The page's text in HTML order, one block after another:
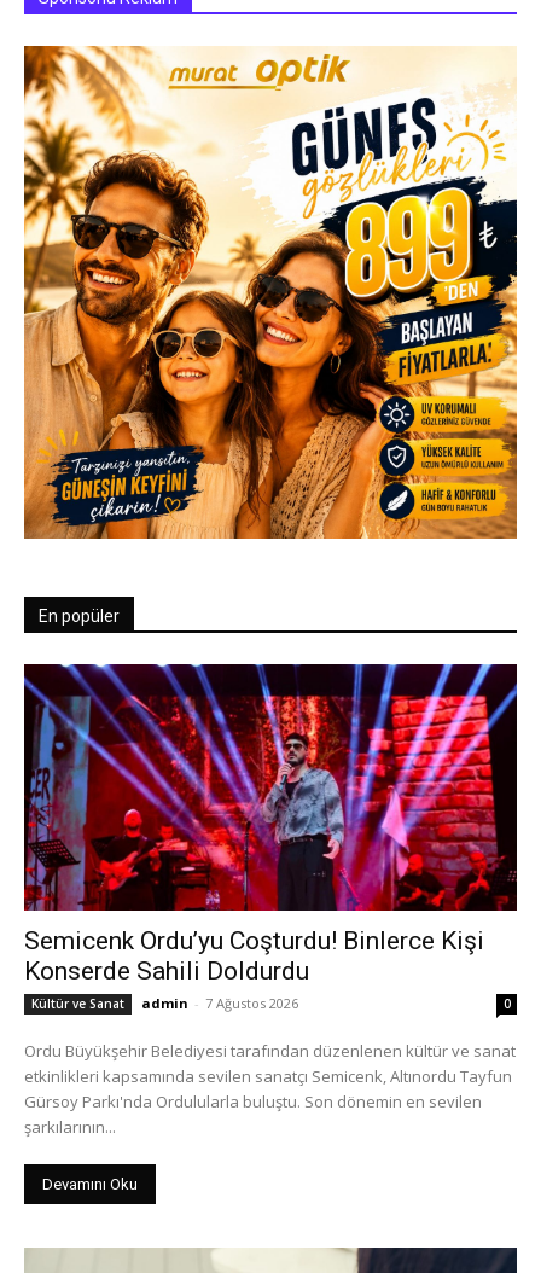
En popüler
Semicenk Ordu’yu Coşturdu! Binlerce Kişi
Konserde Sahili Doldurdu
Kültür ve Sanat admin - 7 Ağustos 2026 0
Ordu Büyükşehir Belediyesi tarafından düzenlenen kültür ve sanat
etkinlikleri kapsamında sevilen sanatçı Semicenk, Altınordu Tayfun
Gürsoy Parkı'nda Ordulularla buluştu. Son dönemin en sevilen
şarkılarının...
Devamını Oku